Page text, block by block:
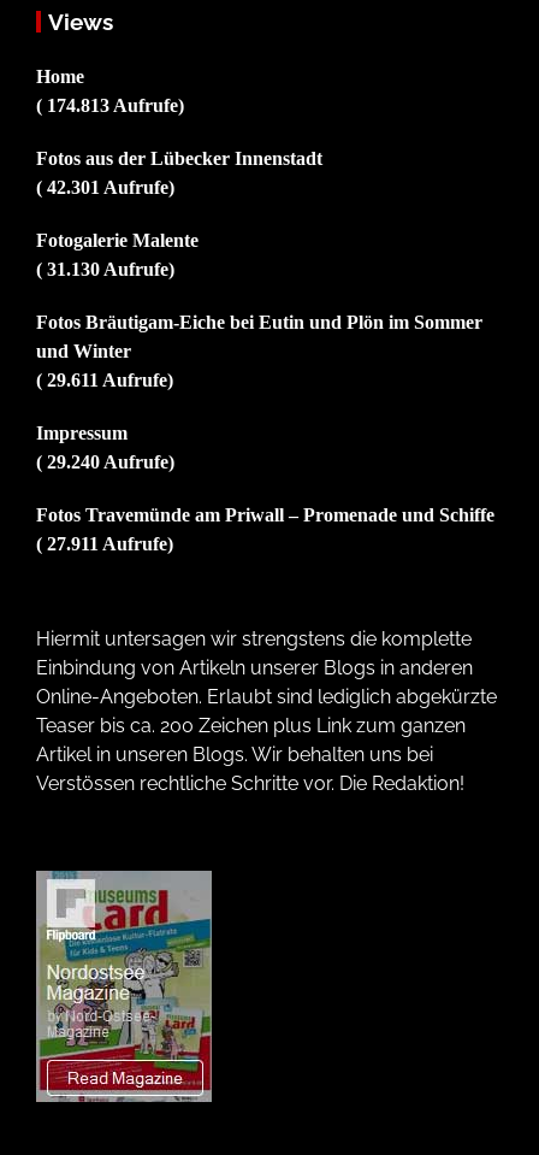
Views
Home
( 174.813 Aufrufe)
Fotos aus der Lübecker Innenstadt
( 42.301 Aufrufe)
Fotogalerie Malente
( 31.130 Aufrufe)
Fotos Bräutigam-Eiche bei Eutin und Plön im Sommer
und Winter
( 29.611 Aufrufe)
Impressum
( 29.240 Aufrufe)
Fotos Travemünde am Priwall – Promenade und Schiffe
( 27.911 Aufrufe)
Hiermit untersagen wir strengstens die komplette
Einbindung von Artikeln unserer Blogs in anderen
Online-Angeboten. Erlaubt sind lediglich abgekürzte
Teaser bis ca. 200 Zeichen plus Link zum ganzen
Artikel in unseren Blogs. Wir behalten uns bei
Verstössen rechtliche Schritte vor. Die Redaktion!